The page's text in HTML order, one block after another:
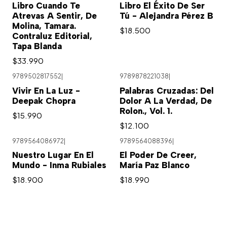
Libro Cuando Te
Atrevas A Sentir, De
Molina, Tamara.
Contraluz Editorial,
Tapa Blanda
$33.990
Libro El Éxito De Ser
Tú - Alejandra Pérez B
$18.500
9789502817552
Vivir En La Luz -
Deepak Chopra
$15.990
9789878221038
Palabras Cruzadas: Del
Dolor A La Verdad, De
Rolon., Vol. 1.
$12.100
9789564086972
Nuestro Lugar En El
Mundo - Inma Rubiales
$18.900
9789564088396
El Poder De Creer,
María Paz Blanco
$18.990